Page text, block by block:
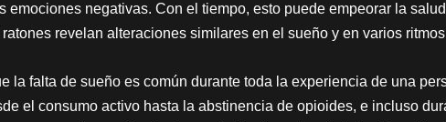
emociones negativas. Con el tiempo, esto puede empeorar la
revelan alteraciones similares en el sueño y en varios
la falta de sueño es común durante toda la experiencia de una
el consumo activo hasta la abstinencia de opioides, e incluso